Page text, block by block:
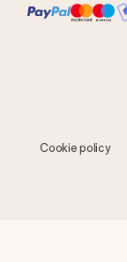
Cookie policy